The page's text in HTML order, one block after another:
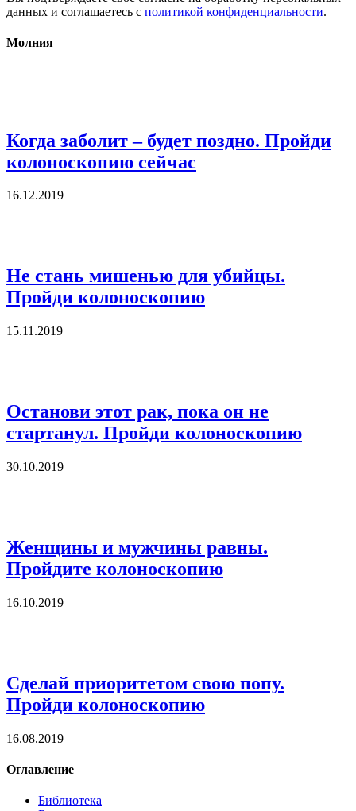
данных и соглашаетесь с политикой конфиденциальности.
Молния
Когда заболит – будет поздно. Пройди
колоноскопию сейчас
16.12.2019
Не стань мишенью для убийцы.
Пройди колоноскопию
15.11.2019
Останови этот рак, пока он не
стартанул. Пройди колоноскопию
30.10.2019
Женщины и мужчины равны.
Пройдите колоноскопию
16.10.2019
Сделай приоритетом свою попу.
Пройди колоноскопию
16.08.2019
Оглавление
Библиотека